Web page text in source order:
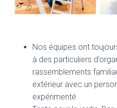
Nos équipes ont
à des particuliers
rassemblements
extérieur avec un
expérimenté.